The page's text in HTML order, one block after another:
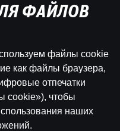
ФАЙЛОВ
файлы cookie
как файлы браузера,
отпечатки
cookie»), чтобы
наших